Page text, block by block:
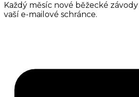
Každý měsíc nové běžecké
vaší e-mailové schránce.